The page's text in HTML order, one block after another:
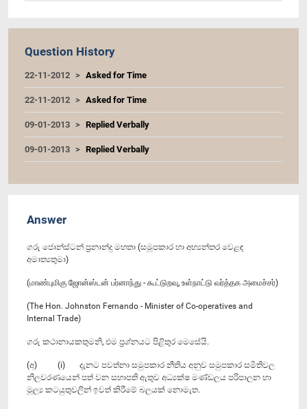
Question History
22-11-2012 Asked for Time
22-11-2012 Asked for Time
09-01-2013 Replied Verbally
09-01-2013 Replied Verbally
Answer
ගරු ජොන්ස්ටන් ප්‍රනාන්දු මහතා (සමූපකාර හා අභ්‍යන්තර වෙළඳ
අමාත්‍යතුමා)
(மாண்புமிகு ஜோன்ஸ்டன் பர்னாந்து - கூட்டுறவு, உள்நாட்டு வர்த்தக அமைச்சர்)
(The Hon. Johnston Fernando - Minister of Co-operatives and
Internal Trade)
ගරු කථානායකතුමනි, එම ප්‍රශ්නයට පිළිතුර මෙසේයි.
(අ) (i) දැනට පවත්නා සමුපකාර නීතිය අනුව සමුපකාර සමිතිවල
නිලවරණයෙන් පත් වන සභාපති ඇතුව අධ්‍යක්ෂ මණ්ඩලය පරිපාලන හා
මූල්‍ය කටයුතුවලින් ඉවත් කිරීමේ බලයක් නොමැත.